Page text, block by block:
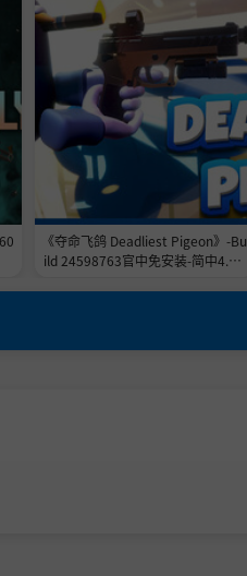
《夺命飞鸽 Deadliest Pigeon》-Bu
ild 24598763官中免安装-简中4.9G